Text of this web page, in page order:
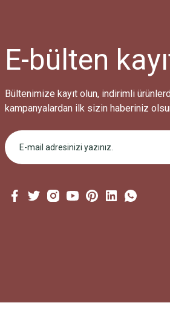
Bu ürüne benzer farklı alternatifler
E-bülten
Bültenimize kayıt olun, indirimli
kampanyalardan ilk sizin haberiniz